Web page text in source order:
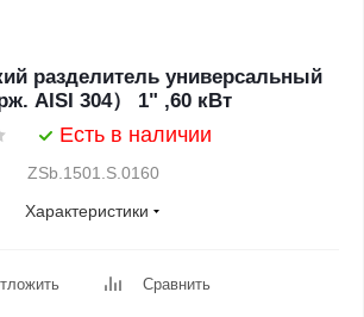
разделитель универсальный
AISI 304） 1" ,60 кВт
Есть в наличии
ZSb.1501.S.0160
Характеристики
Сравнить